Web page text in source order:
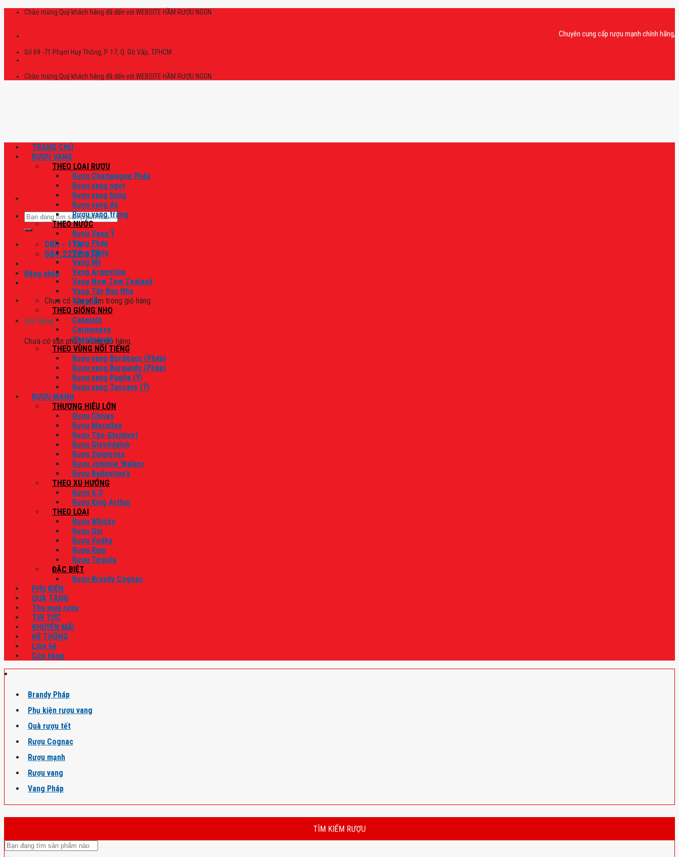
Skip
Chào mừng Quý khách hàng đã đến với WEBSITE HẦM RƯỢU NGON
Chuyên cung cấp rượu mạnh chính hãng, rượu
Số 69 -71 Phạm Huy Thông, P. 17, Q. Gò Vấp, TPHCM
Chào mừng Quý khách hàng đã đến với WEBSITE HẦM RƯỢU NGON
Tìm
kiếm:
08h - 17h
084.2222.678
Đăng nhập
Chưa có sản phẩm trong giỏ hàng.
Giỏ hàng
Chưa có sản phẩm trong giỏ hàng.
TRANG CHỦ
RƯỢU VANG
THEO LOẠI RƯỢU
Rượu Champagne Pháp
Rượu vang ngọt
Rượu vang hồng
Rượu vang đỏ
Rượu vang trắng
THEO NƯỚC
Rượu Vang Ý
Vang Pháp
Vang Chile
Vang Mỹ
Vang Argentina
Vang New Zew Zealand
Vang Tây Ban Nha
Vang Úc
THEO GIỐNG NHO
Canaiolo
Carmenere
Chardonnay
THEO VÙNG NỔI TIẾNG
Rượu vang Bordeaux (Pháp)
Rượu vang Burgundy (Pháp)
Rượu vang Puglia (Ý)
Rượu vang Tuscany (Ý)
RƯỢU MẠNH
THƯƠNG HIỆU LỚN
Rượu Chivas
Rượu Macallan
Rượu The Glenlivet
Rượu Glenfiddich
Rượu Singleton
Rượu Johnnie Walker
Rượu Ballantine’s
THEO XU HƯỚNG
Rượu X.O
Rượu King Arthur
THEO LOẠI
Rượu Whisky
Rượu Gin
Rượu Vodka
Rượu Rum
Rượu Tequila
ĐẶC BIỆT
Rượu Brandy Cognac
PHỤ KIỆN
QUÀ TẶNG
Thu mua rượu
TIN TỨC
KHUYẾN MÃI
HỆ THỐNG
Liên hệ
Cửa hàng
Brandy Pháp
Phụ kiện rượu vang
Quà rượu tết
Rượu Cognac
Rượu mạnh
Rượu vang
Vang Pháp
TÌM KIẾM RƯỢU